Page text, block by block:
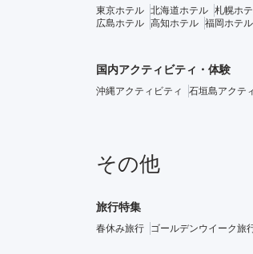
東京ホテル 北海道ホテル 札幌ホ
広島ホテル 高知ホテル 福岡ホテル
国内アクティビティ・体験
沖縄アクティビティ 石垣島アクテ
その他
旅行特集
春休み旅行 ゴールデンウイーク旅